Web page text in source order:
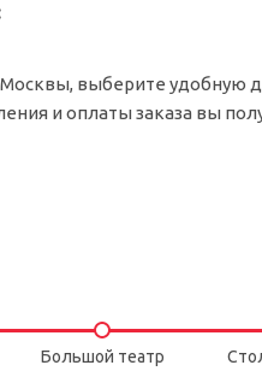
выберите удобную
и оплаты заказа вы
Большой театр